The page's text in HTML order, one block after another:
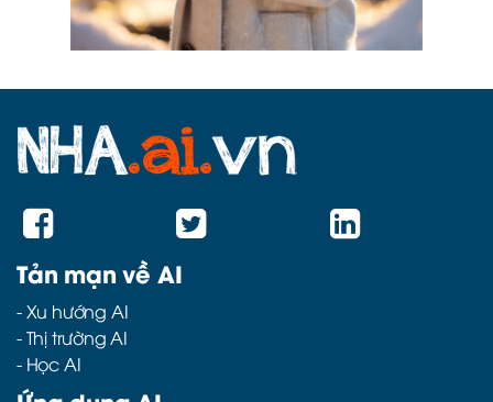
Tản mạn về AI
-Xu hướng AI
-Thị trường AI
- Học AI